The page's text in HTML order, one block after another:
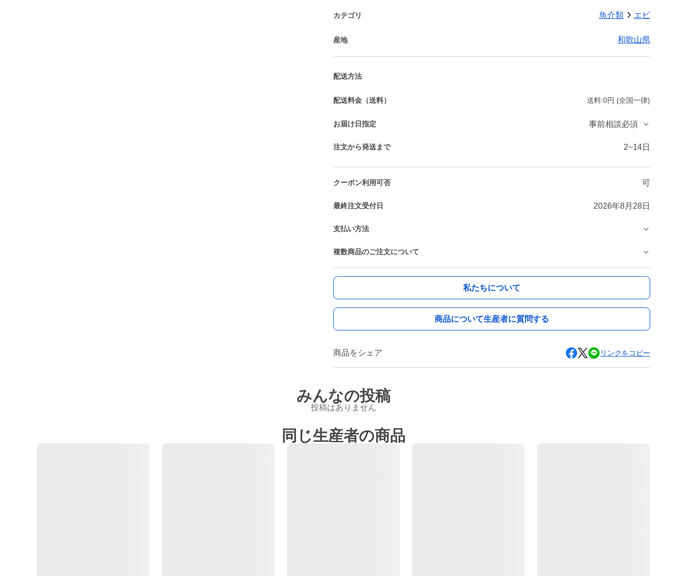
カテゴリ 魚介類 エビ
産地 和歌山県
配送方法
配送料金（送料） 送料:0円 (全国一律)
お届け日指定 事前相談必須
注文から発送まで 2~14日
クーポン利用可否 可
最終注文受付日 2026年8月28日
支払い方法
複数商品のご注文について
私たちについて
商品について生産者に質問する
商品をシェア リンクをコピー
みんなの投稿
投稿はありません
同じ生産者の商品